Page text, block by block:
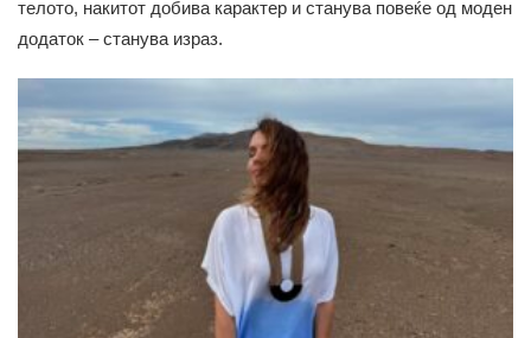
телото, накитот добива карактер и станува повеќе од моден
додаток – станува израз.